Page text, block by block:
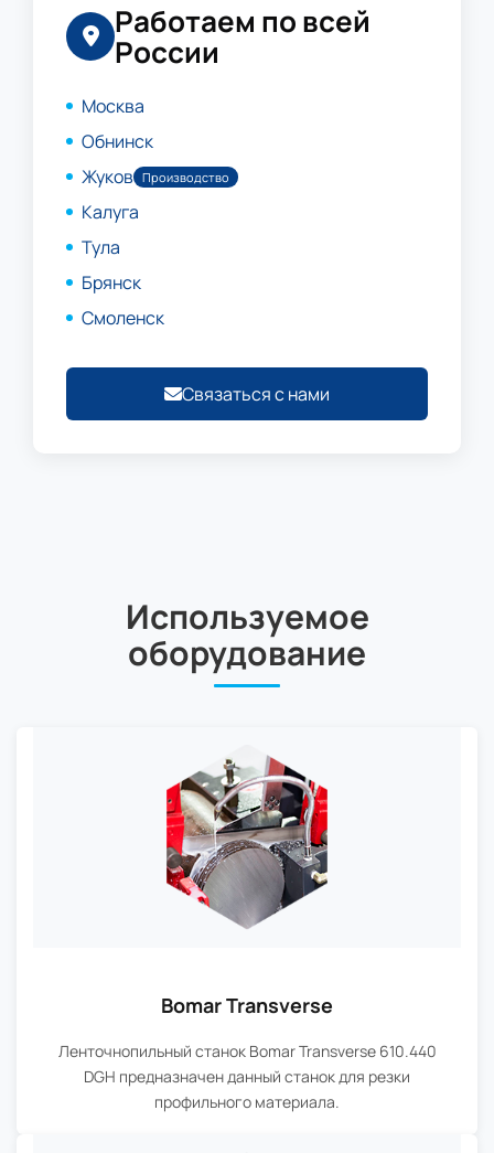
Работаем по всей
России
Москва
Обнинск
Жуков Производство
Калуга
Тула
Брянск
Смоленск
Связаться с нами
Используемое
оборудование
Bomar Transverse
Ленточнопильный станок Bomar Transverse 610.440
DGH предназначен данный станок для резки
профильного материала.